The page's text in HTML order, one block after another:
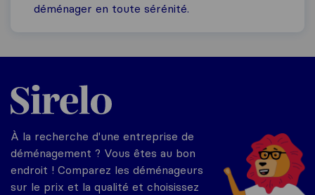
déménager en toute sérénité.
Sirelo.fr
À la recherche d'une entreprise de
déménagement ? Vous êtes au bon
endroit ! Comparez les déménageurs
sur le prix et la qualité et choisissez